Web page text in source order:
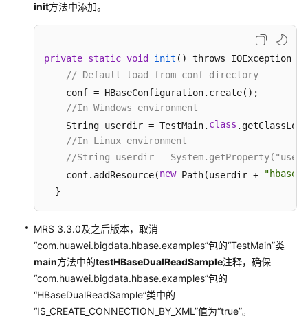
件
准
备
MRS
应
用
发
用
init方法中添加。
private static void init () throws IOException
// Default load from conf directory
    conf = HBaseConfiguration.create();
//In Windows environment
    String userdir = TestMain.
class
//In Linux environment
//String userdir =
    conf.addResource(
new Path(userdir +
"hbase-
  }
MRS 3.3.0及之后版本，取消
“com.huawei.bigdata.hbase.examples”包的“TestMain”类
main方法中的testHBaseDualReadSample注释，确保
“com.huawei.bigdata.hbase.examples”包的
“HBaseDualReadSample”类中的
“IS_CREATE_CONNECTION_BY_XML”值为“true”。